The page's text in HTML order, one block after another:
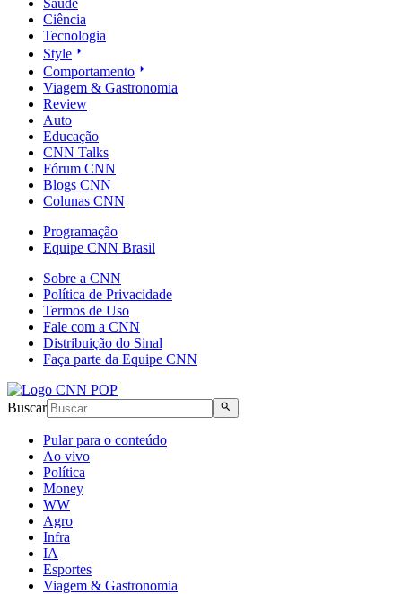
Ciência
Tecnologia
Style
Comportamento
Viagem & Gastronomia
Review
Auto
Educação
CNN Talks
Fórum CNN
Blogs CNN
Colunas CNN
Programação
Equipe CNN Brasil
Sobre a CNN
Política de Privacidade
Termos de Uso
Fale com a CNN
Distribuição do Sinal
Faça parte da Equipe CNN
Buscar
Pular para o conteúdo
Ao vivo
Política
Money
WW
Agro
Infra
IA
Esportes
Viagem & Gastronomia